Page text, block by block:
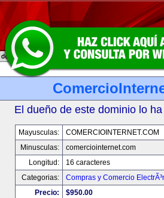
El dueño de este dominio lo
Mayusculas:
COMERCIOINTERNET.COM
Minusculas:
comerciointernet.com
Longitud:
16 caracteres
Categorias:
Compras y Comercio
Precio:
$950.00